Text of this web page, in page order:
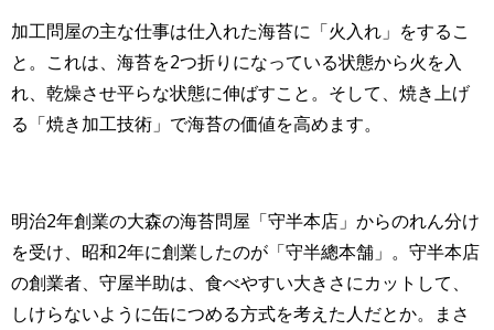
加工問屋の主な仕事は仕入れた海苔に「火入れ」をするこ
と。これは、海苔を2つ折りになっている状態から火を入
れ、乾燥させ平らな状態に伸ばすこと。そして、焼き上げ
る「焼き加工技術」で海苔の価値を高めます。
明治2年創業の大森の海苔問屋「守半本店」からのれん分け
を受け、昭和2年に創業したのが「守半總本舗」。守半本店
の創業者、守屋半助は、食べやすい大きさにカットして、
しけらないように缶につめる方式を考えた人だとか。まさ